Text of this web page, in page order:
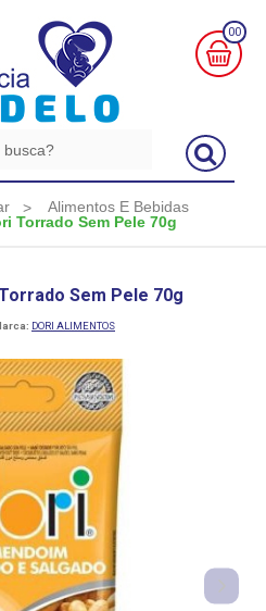
00
0,00
Alimentos E Bebidas
Torrado Sem Pele 70g
Sem Pele 70g
DORI ALIMENTOS